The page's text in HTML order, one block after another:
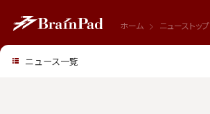
ホーム ニューストップ
ニュース一覧